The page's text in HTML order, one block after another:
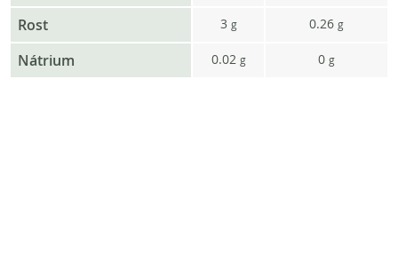
Rost 3 g 0.26 g
Nátrium 0.02 g 0 g